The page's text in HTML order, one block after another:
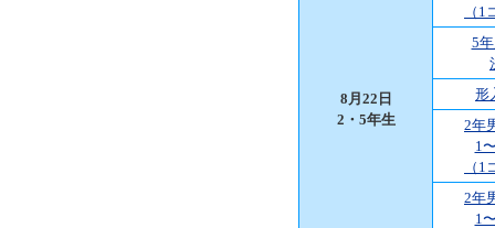
8月22日
2・5年生
（
5
形
2年
1
（
2年
1